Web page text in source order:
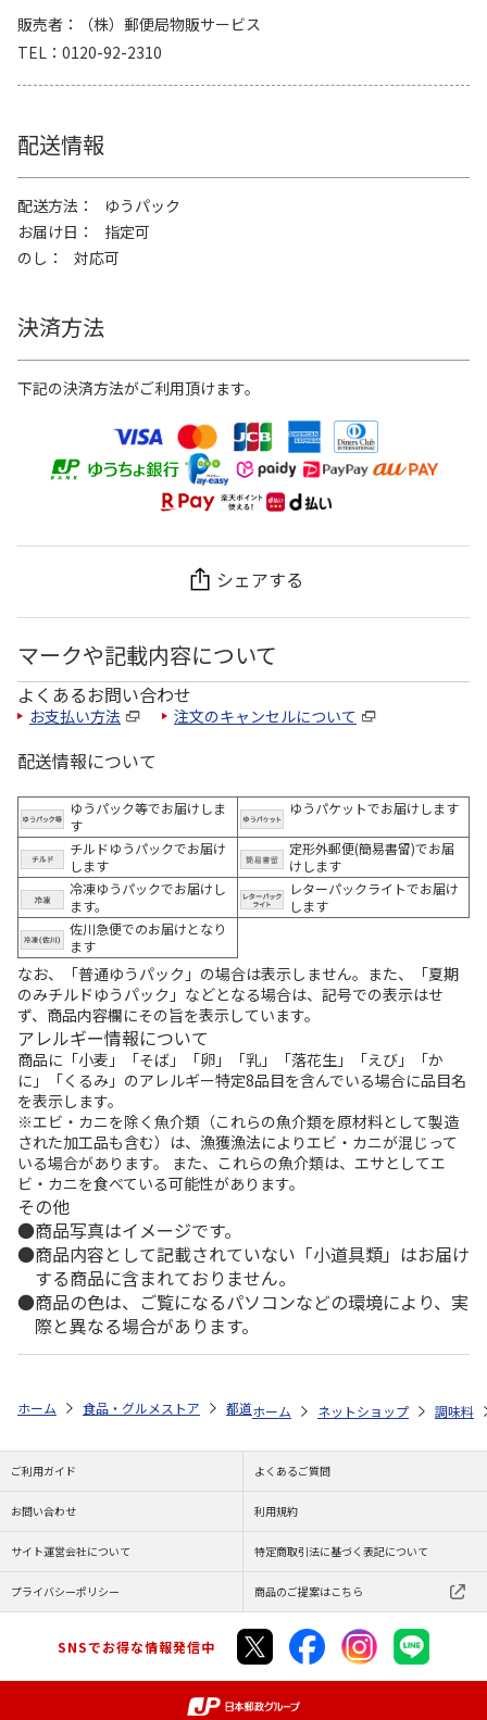
販売者
（株）郵便局物販サービス
TEL
0120-92-2310
配送情報
配送方法
ゆうパック
お届け日
指定可
のし
対応可
決済方法
下記の決済方法がご利用頂けます。
シェアする
マークや記載内容について
よくあるお問い合わせ
お支払い方法 注文のキャンセルについて
配送情報について
ゆうパック等でお届けしま
す
ゆうパケットでお届けします
チルドゆうパックでお届け
します
定形外郵便(簡易書留)でお届
けします
冷凍ゆうパックでお届けし
ます。
レターパックライトでお届け
します
佐川急便でのお届けとなり
ます
なお、「普通ゆうパック」の場合は表示しません。また、「夏期
のみチルドゆうパック」などとなる場合は、記号での表示はせ
ず、商品内容欄にその旨を表示しています。
アレルギー情報について
商品に「小麦」「そば」「卵」「乳」「落花生」「えび」「か
に」「くるみ」のアレルギー特定8品目を含んでいる場合に品目名
を表示します。
※エビ・カニを除く魚介類（これらの魚介類を原材料として製造
された加工品も含む）は、漁獲漁法によりエビ・カニが混じって
いる場合があります。 また、これらの魚介類は、エサとしてエ
ビ・カニを食べている可能性があります。
その他
商品写真はイメージです。
商品内容として記載されていない「小道具類」はお届け
する商品に含まれておりません。
商品の色は、ご覧になるパソコンなどの環境により、実
際と異なる場合があります。
ホーム 食品・グルメストア 都道府県から探す 島根県 宍道湖産
ホーム ネットショップ 調味料
ご利用ガイド よくあるご質問
お問い合わせ 利用規約
サイト運営会社について 特定商取引法に基づく表記について
プライバシーポリシー 商品のご提案はこちら
SNSでお得な情報発信中